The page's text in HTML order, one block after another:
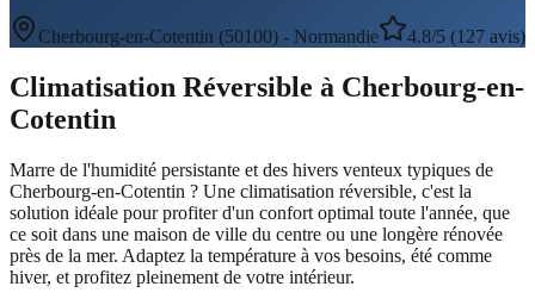
Cherbourg-en-Cotentin (50100) - Normandie 4.8/5 (127 avis)
Climatisation Réversible à Cherbourg-en-
Cotentin
Marre de l'humidité persistante et des hivers venteux typiques de
Cherbourg-en-Cotentin ? Une climatisation réversible, c'est la
solution idéale pour profiter d'un confort optimal toute l'année, que
ce soit dans une maison de ville du centre ou une longère rénovée
près de la mer. Adaptez la température à vos besoins, été comme
hiver, et profitez pleinement de votre intérieur.